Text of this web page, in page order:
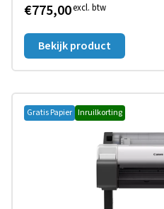
€775,00excl. btw
Bekijk product
Gratis Papier Inruilkorting